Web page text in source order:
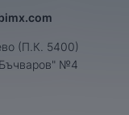
(П.К. 5400)
№4